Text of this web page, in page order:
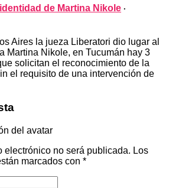
de Martina Nikole ·
Aires la jueza Liberatori dio lugar al
Martina Nikole, en Tucumán hay 3
solicitan el reconocimiento de la
el requisito de una intervención de
electrónico no será publicada. Los
marcados con *